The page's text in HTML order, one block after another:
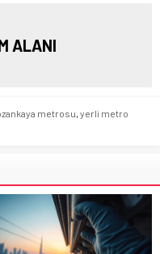
ALANI
metrosu yerli metro